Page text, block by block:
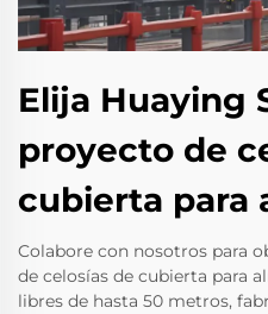
Elija Huaying
proyecto de
cubierta para
Colabore con nosotros para
de celosías de cubierta para
libres de hasta 50 metros,